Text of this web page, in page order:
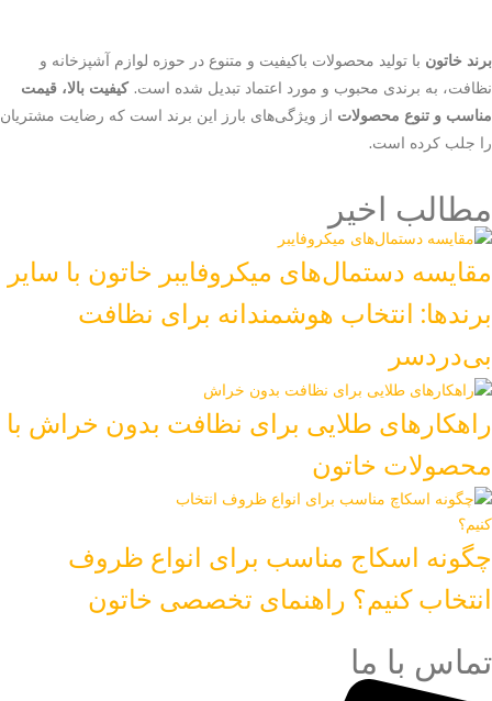
برند خاتون با تولید محصولات باکیفیت و متنوع در حوزه لوازم آشپزخانه و
نظافت، به برندی محبوب و مورد اعتماد تبدیل شده است.کیفیت بالا، قیمت
مناسب و تنوع محصولات از ویژگی‌های بارز این برند است که رضایت مشتریان
را جلب کرده است.
مطالب اخیر
مقایسه دستمال‌های میکروفایبر خاتون با سایر
برندها: انتخاب هوشمندانه برای نظافت
بی‌دردسر
راهکارهای طلایی برای نظافت بدون خراش با
محصولات خاتون
چگونه اسکاج مناسب برای انواع ظروف
انتخاب کنیم؟ راهنمای تخصصی خاتون
تماس با ما